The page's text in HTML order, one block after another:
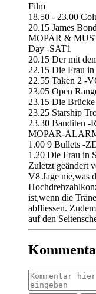
Film
18.50 - 23.00
20.15 James
MOPAR &
Day -SAT1
20.15 Der mit
22.15 Die Frau
22.55 Taken 2 -
23.05 Open
23.15 Die
23.25 Starship
23.30 Banditen -
MOPAR-
1.00 9 Bullets -
1.20 Die Frau in
Zuletzt geändert
V8 Jage nie,was
ist,wenn die
abfliessen.
auf den